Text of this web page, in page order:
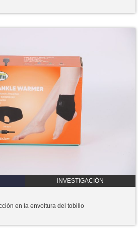
INVESTIGACIÓN
en la envoltura del tobillo